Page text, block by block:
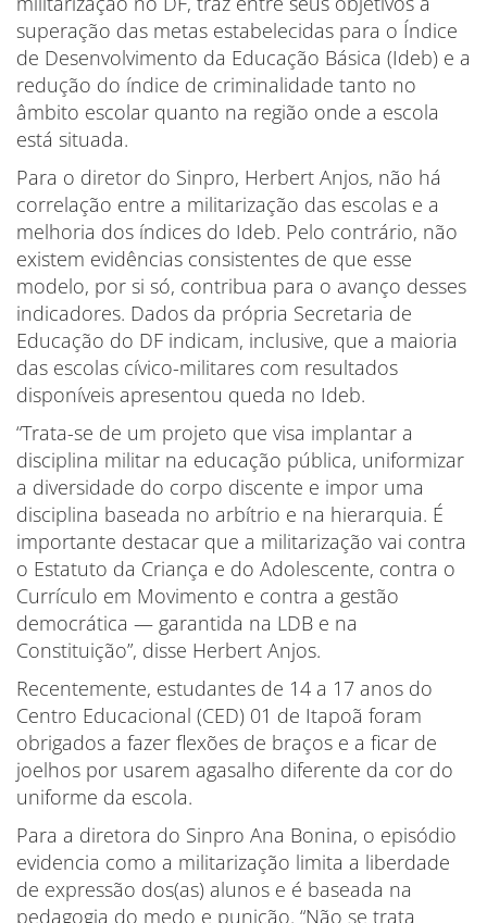
superação das metas estabelecidas para o Índice
de Desenvolvimento da Educação Básica (Ideb) e a
redução do índice de criminalidade tanto no
âmbito escolar quanto na região onde a escola
está situada.
Para o diretor do Sinpro, Herbert Anjos, não há
correlação entre a militarização das escolas e a
melhoria dos índices do Ideb. Pelo contrário, não
existem evidências consistentes de que esse
modelo, por si só, contribua para o avanço desses
indicadores. Dados da própria Secretaria de
Educação do DF indicam, inclusive, que a maioria
das escolas cívico-militares com resultados
disponíveis apresentou queda no Ideb.
“Trata-se de um projeto que visa implantar a
disciplina militar na educação pública, uniformizar
a diversidade do corpo discente e impor uma
disciplina baseada no arbítrio e na hierarquia. É
importante destacar que a militarização vai contra
o Estatuto da Criança e do Adolescente, contra o
Currículo em Movimento e contra a gestão
democrática — garantida na LDB e na
Constituição”, disse Herbert Anjos.
Recentemente, estudantes de 14 a 17 anos do
Centro Educacional (CED) 01 de Itapoã foram
obrigados a fazer flexões de braços e a ficar de
joelhos por usarem agasalho diferente da cor do
uniforme da escola.
Para a diretora do Sinpro Ana Bonina, o episódio
evidencia como a militarização limita a liberdade
de expressão dos(as) alunos e é baseada na
pedagogia do medo e punição. “Não se trata